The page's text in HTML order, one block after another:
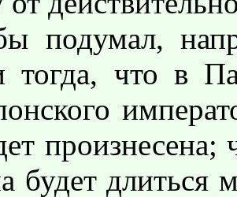
подумал,
тогда, что в
будет